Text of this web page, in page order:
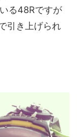
る48Rですが
引き上げられ